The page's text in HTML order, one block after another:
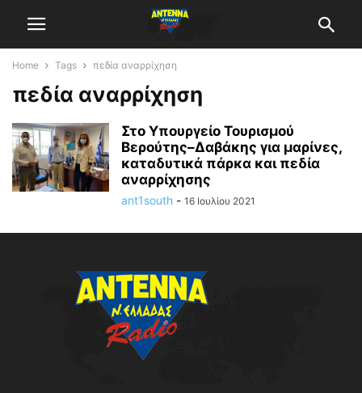
Home Tags πεδία αναρρίχηση
πεδία αναρρίχηση
Στο Υπουργείο Τουρισμού
Βερούτης–Δαβάκης για μαρίνες,
καταδυτικά πάρκα και πεδία
αναρρίχησης
ant1south - 16 Ιουλίου 2021